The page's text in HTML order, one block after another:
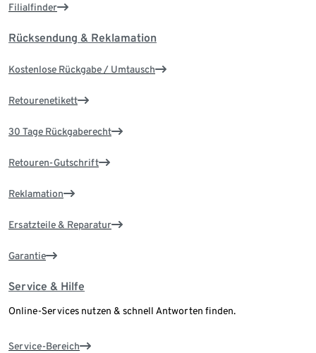
Filialfinder
Rücksendung & Reklamation
Kostenlose Rückgabe / Umtausch
Retourenetikett
30 Tage Rückgaberecht
Retouren-Gutschrift
Reklamation
Ersatzteile & Reparatur
Garantie
Service & Hilfe
Online-Services nutzen & schnell Antworten finden.
Service-Bereich